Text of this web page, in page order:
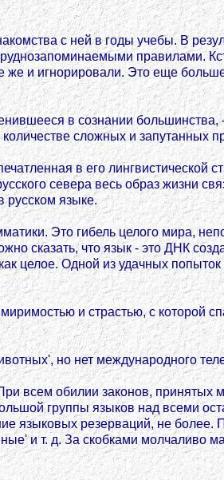
с ней в годы учебы. В
правилами.
же и игнорировали. Это еще
в сознании большинства,
сложных и запутанных
в его лингвистической
севера весь образ жизни
русском языке.
Это гибель целого мира,
сказать, что язык - это ДНК
целое. Одной из удачных попыток
и страстью, с которой
но нет международного
всем обилии законов,
группы языков над всеми
языковых резерваций, не более.
и т. д. За скобками молчаливо